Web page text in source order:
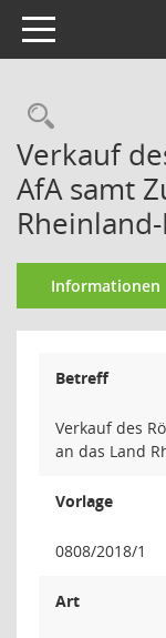
Toggle navigation
Verkauf
AfA samt
Informationen
Betreff
Verkauf des
an das Land
Vorlage
0808/2018/1
Art